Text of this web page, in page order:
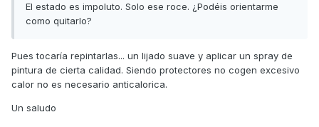
El estado es impoluto. Solo ese roce. ¿Podéis orientarme
como quitarlo?
Pues tocaría repintarlas... un lijado suave y aplicar un spray de
pintura de cierta calidad. Siendo protectores no cogen excesivo
calor no es necesario anticalorica.
Un saludo